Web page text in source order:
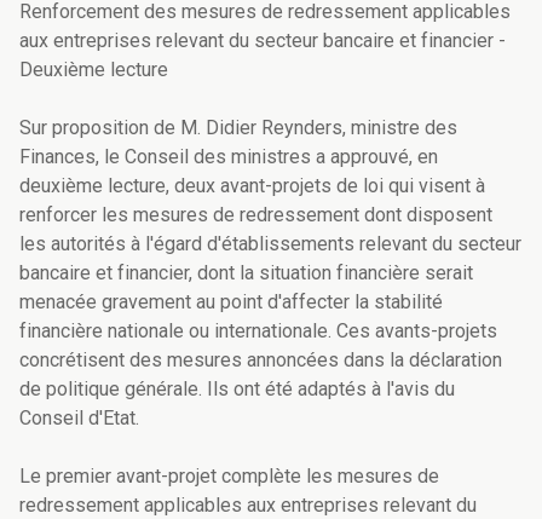
Renforcement des mesures de redressement applicables
aux entreprises relevant du secteur bancaire et financier -
Deuxième lecture
Sur proposition de M. Didier Reynders, ministre des
Finances, le Conseil des ministres a approuvé, en
deuxième lecture, deux avant-projets de loi qui visent à
renforcer les mesures de redressement dont disposent
les autorités à l'égard d'établissements relevant du secteur
bancaire et financier, dont la situation financière serait
menacée gravement au point d'affecter la stabilité
financière nationale ou internationale. Ces avants-projets
concrétisent des mesures annoncées dans la déclaration
de politique générale. Ils ont été adaptés à l'avis du
Conseil d'Etat.
Le premier avant-projet complète les mesures de
redressement applicables aux entreprises relevant du